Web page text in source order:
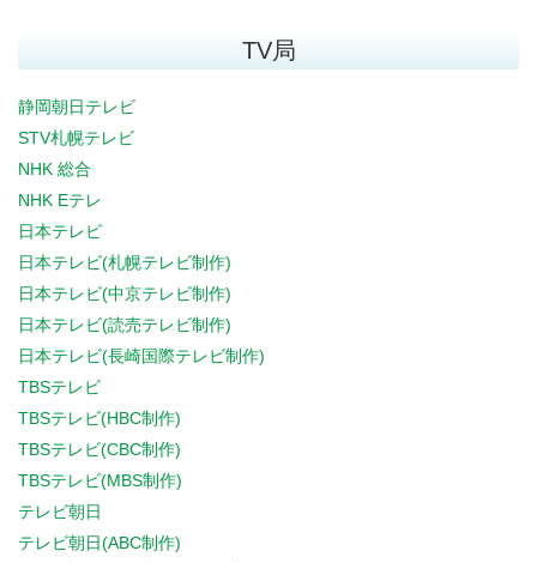
TV局
静岡朝日テレビ
STV札幌テレビ
NHK 総合
NHK Eテレ
日本テレビ
日本テレビ(札幌テレビ制作)
日本テレビ(中京テレビ制作)
日本テレビ(読売テレビ制作)
日本テレビ(長崎国際テレビ制作)
TBSテレビ
TBSテレビ(HBC制作)
TBSテレビ(CBC制作)
TBSテレビ(MBS制作)
テレビ朝日
テレビ朝日(ABC制作)